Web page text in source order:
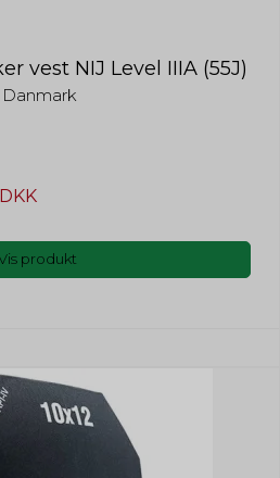
vest NIJ Level IIIA (55J)
produkt